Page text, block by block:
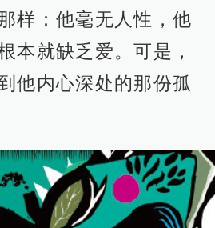
样：他毫无人性，他
本就缺乏爱。可是，
他内心深处的那份孤